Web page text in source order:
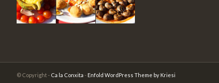
© Copyright - Ca la Conxita - Enfold WordPress Theme by Kriesi